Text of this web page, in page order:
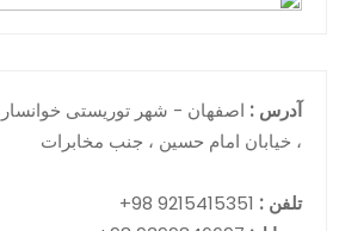
آدرس : اصفهان - شهر توریستی
، خیابان امام حسین ، جنب مخابرات
تلفن :